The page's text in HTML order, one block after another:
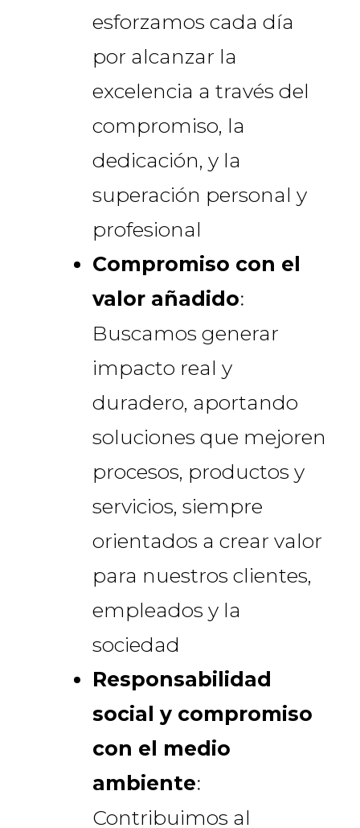
esforzamos cada día
por alcanzar la
excelencia a través del
compromiso, la
dedicación, y la
superación personal y
profesional
Compromiso con el
valor añadido:
Buscamos generar
impacto real y
duradero, aportando
soluciones que mejoren
procesos, productos y
servicios, siempre
orientados a crear valor
para nuestros clientes,
empleados y la
sociedad
Responsabilidad
social y compromiso
con el medio
ambiente:
Contribuimos al